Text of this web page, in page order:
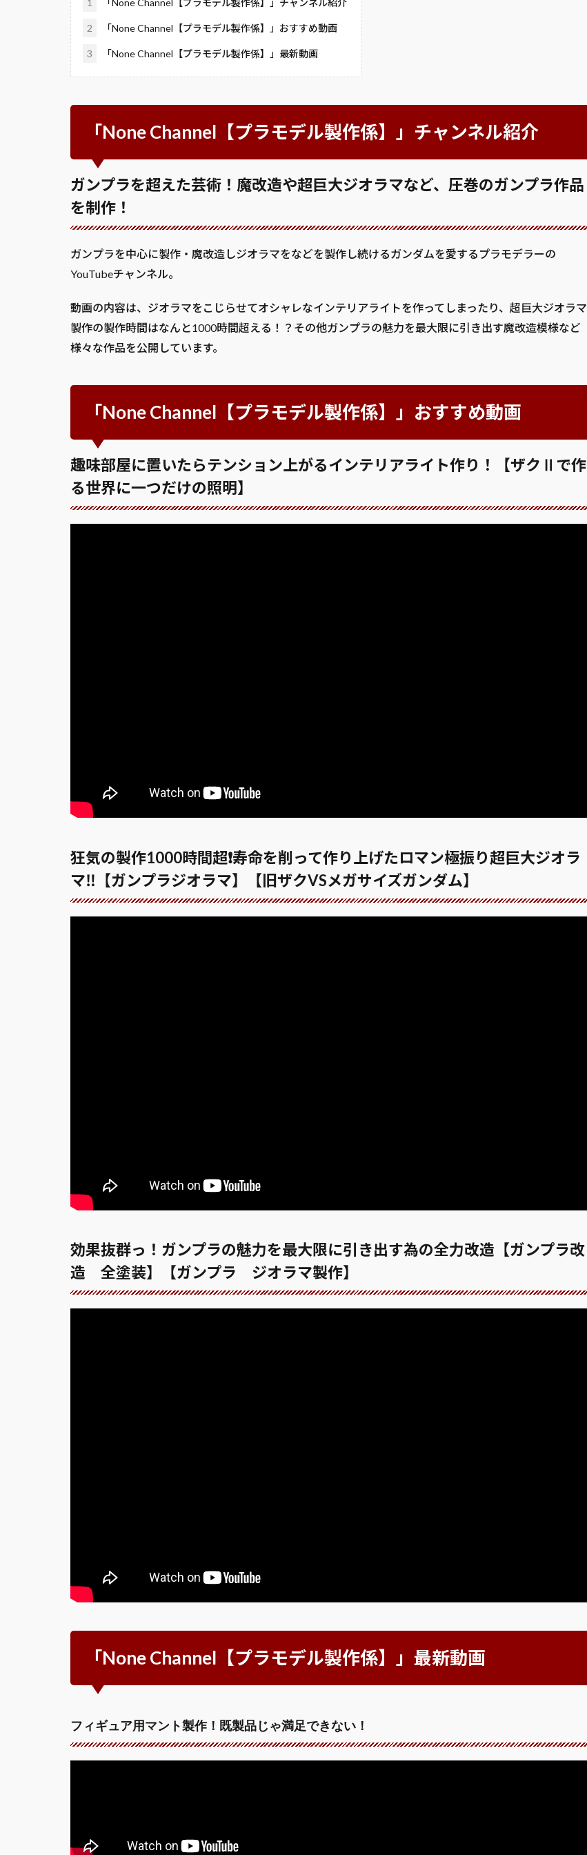
1 「None Channel【プラモデル製作係】」チャンネル紹介
2 「None Channel【プラモデル製作係】」おすすめ動画
3 「None Channel【プラモデル製作係】」最新動画
「None Channel【プラモデル製作係】」チャンネル紹介
ガンプラを超えた芸術！魔改造や超巨大ジオラマなど、圧巻のガンプラ作品
を制作！
ガンプラを中心に製作・魔改造しジオラマをなどを製作し続けるガンダムを愛するプラモデラーの
YouTubeチャンネル。
動画の内容は、ジオラマをこじらせてオシャレなインテリアライトを作ってしまったり、超巨大ジオラマ
製作の製作時間はなんと1000時間超える！？その他ガンプラの魅力を最大限に引き出す魔改造模様など
様々な作品を公開しています。
「None Channel【プラモデル製作係】」おすすめ動画
趣味部屋に置いたらテンション上がるインテリアライト作り！【ザクⅡで作
る世界に一つだけの照明】
狂気の製作1000時間超❗️寿命を削って作り上げたロマン極振り超巨大ジオラ
マ‼【ガンプラジオラマ】【旧ザクVSメガサイズガンダム】
効果抜群っ！ガンプラの魅力を最大限に引き出す為の全力改造【ガンプラ改
造 全塗装】【ガンプラ ジオラマ製作】
「None Channel【プラモデル製作係】」最新動画
フィギュア用マント製作！既製品じゃ満足できない！